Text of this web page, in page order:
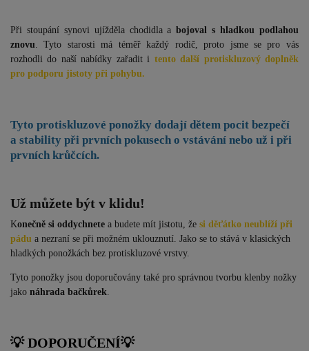
Při stoupání synovi ujížděla chodidla abojoval s hladkou podlahou
znovu . Tyto starosti má téměř každý rodič, proto jsme se pro vás
rozhodli do naší nabídky zařadit i tento další protiskluzový doplněk
pro podporu jistoty při pohybu.
Tyto protiskluzové ponožky dodají dětem pocit bezpečí
a stability při prvních pokusech o vstávání nebo už i při
prvních krůčcích.
Už můžete být v klidu!
Konečně si oddychnete a budete mít jistotu, že si děťátko neublíží při
pádu a nezraní se při možném uklouznutí. Jako se to stává v klasických
hladkých ponožkách bez protiskluzové vrstvy.
Tyto ponožky jsou doporučovány také pro správnou tvorbu klenby nožky
jako náhrada bačkůrek.
💡 DOPORUČENÍ💡